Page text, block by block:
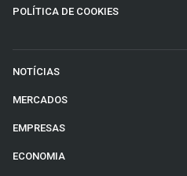
POLÍTICA DE COOKIES
NOTÍCIAS
MERCADOS
EMPRESAS
ECONOMIA